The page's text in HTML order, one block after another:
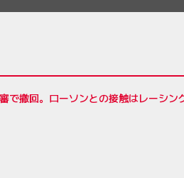
で撤回。ローソンとの接触はレーシ